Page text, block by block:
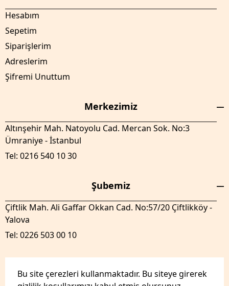
Bu site çerezleri kullanmaktadır. Bu siteye girerek
Hesabım
Sepetim
Siparişlerim
Adreslerim
Şifremi Unuttum
Merkezimiz
Altınşehir Mah. Natoyolu Cad. Mercan Sok. No:3
Ümraniye - İstanbul
Tel: 0216 540 10 30
Şubemiz
Çiftlik Mah. Ali Gaffar Okkan Cad. No:57/20 Çiftlikköy -
Yalova
Tel: 0226 503 00 10